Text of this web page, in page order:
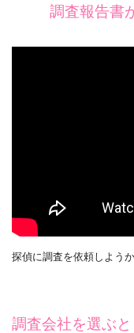
調査報告書
探偵に調査を依頼しよう
調査会社を選ぶ